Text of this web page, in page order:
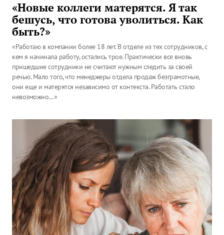
«Новые коллеги матерятся. Я так
бешусь, что готова уволиться. Как
быть?»
«Работаю в компании более 18 лет. В отделе из тех сотрудников, с
кем я начинала работу, остались трое. Практически все вновь
пришедшие сотрудники не считают нужным следить за своей
речью. Мало того, что менеджеры отдела продаж безграмотные,
они еще и матерятся независимо от контекста. Работать стало
невозможно…»